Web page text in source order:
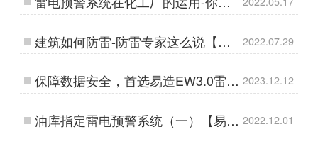
清楚了吗【杭州易造】…
建筑如何防雷-防雷专家这么说【易
造】…
2022.07.29
保障数据安全，首选易造EW3.0雷电
预警系统-易造防雷…
2023.12.12
油库指定雷电预警系统（一）【易造
防雷】…
2022.12.01